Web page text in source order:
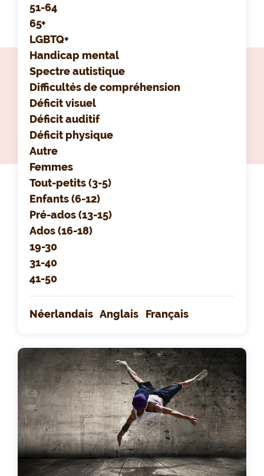
51-64
65+
LGBTQ+
Handicap mental
Spectre autistique
Difficultés de compréhension
Déficit visuel
Déficit auditif
Déficit physique
Autre
Femmes
Tout-petits (3-5)
Enfants (6-12)
Pré-ados (13-15)
Ados (16-18)
19-30
31-40
41-50
Néerlandais Anglais Français